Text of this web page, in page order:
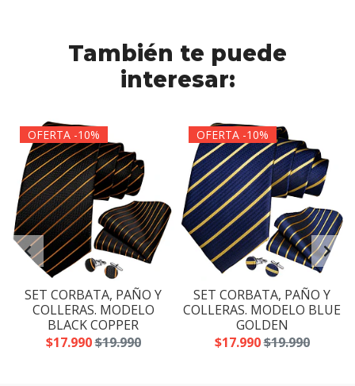
También te puede
interesar:
OFERTA -10%
SET CORBATA, PAÑO Y
COLLERAS. MODELO
BLACK COPPER
$17.990$19.990
OFERTA -10%
SET CORBATA, PAÑO Y
COLLERAS. MODELO BLUE
GOLDEN
$17.990$19.990